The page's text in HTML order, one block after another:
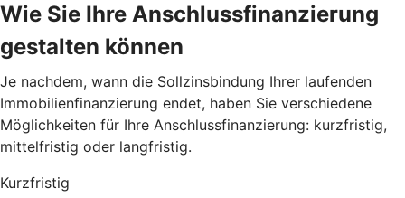
Wie Sie Ihre Anschlussfinanzierung
gestalten können
Je nachdem, wann die Sollzinsbindung Ihrer laufenden
Immobilienfinanzierung endet, haben Sie verschiedene
Möglichkeiten für Ihre Anschlussfinanzierung: kurzfristig,
mittelfristig oder langfristig.
Kurzfristig